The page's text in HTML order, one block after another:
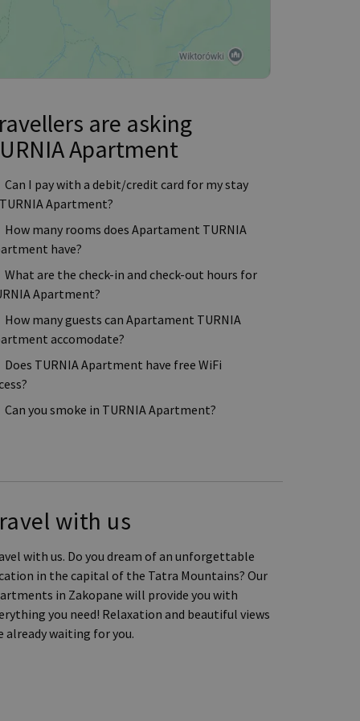
are asking
Apartment
Can I pay with a debit/credit card for my stay
Apartment?
How many rooms does Apartament TURNIA
have?
What are the check-in and check-out hours for
Apartment?
How many guests can Apartament TURNIA
accomodate?
Does TURNIA Apartment have free WiFi
Can you smoke in TURNIA Apartment?
with us
with us. Do you dream of an unforgettable
in the capital of the Tatra Mountains? Our
in Zakopane will provide you with
you need! Relaxation and beautiful views
already waiting for you.